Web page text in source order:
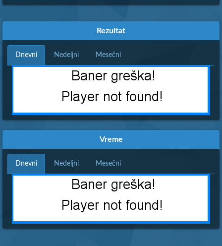
Rezultat
Dnevni Nedeljni Mesečni
Vreme
Dnevni Nedeljni Mesečni